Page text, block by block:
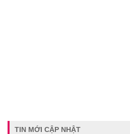
TIN MỚI CẬP NHẬT